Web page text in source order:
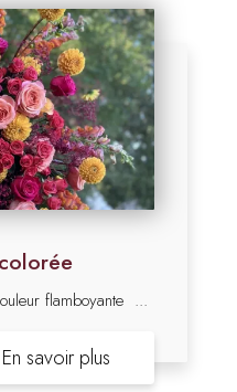
flamboyante ...
En savoir plus